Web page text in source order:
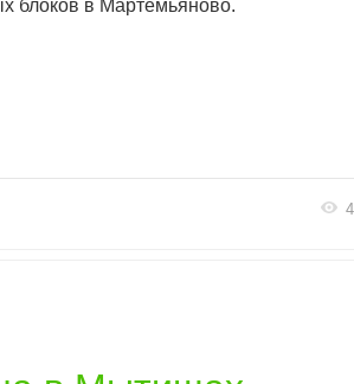
блоков в Мартемьяново.